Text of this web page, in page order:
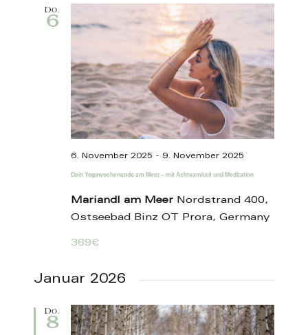
Do.
6
Dein Yogawochenende am Meer – mit Achtsamkeit und Meditation
6. November 2025 -9. November 2025
Mariandl am Meer Nordstrand 400,
Ostseebad Binz OT Prora, Germany
369€
Januar 2026
Do.
8